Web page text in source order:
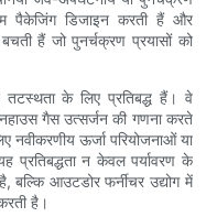
पैकेजिंग डिजाइन करती हैं और
हैं जो पुनर्चक्रण प्रयासों को
के लिए प्रतिबद्ध हैं। वे
गैस उत्सर्जन की गणना करते
ऊर्जा परियोजनाओं या
प्रतिबद्धता न केवल पर्यावरण के
बल्कि आउटडोर फर्नीचर उद्योग में
है।